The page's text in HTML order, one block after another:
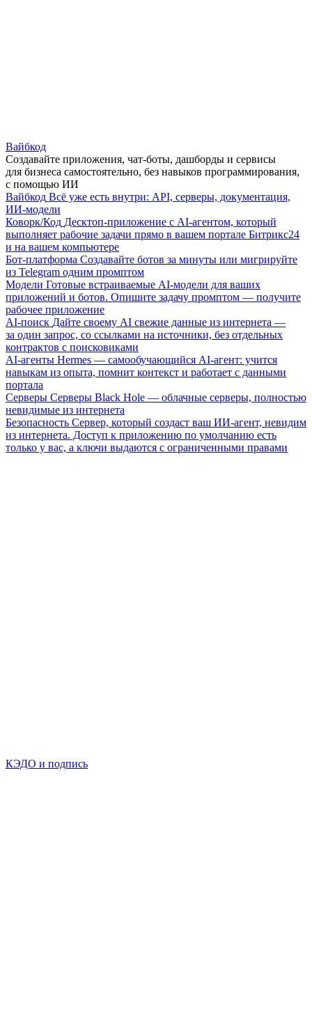
Вайбкод
Создавайте приложения, чат-боты, дашборды и сервисы
для бизнеса самостоятельно, без навыков программирования,
с помощью ИИ
Вайбкод Всё уже есть внутри: API, серверы, документация,
ИИ-модели
Коворк/Код Десктоп-приложение с AI-агентом, который
выполняет рабочие задачи прямо в вашем портале Битрикс24
и на вашем компьютере
Бот-платформа Создавайте ботов за минуты или мигрируйте
из Telegram одним промптом
Модели Готовые встраиваемые AI-модели для ваших
приложений и ботов. Опишите задачу промптом — получите
рабочее приложение
AI-поиск Дайте своему AI свежие данные из интернета —
за один запрос, со ссылками на источники, без отдельных
контрактов с поисковиками
AI-агенты Hermes — самообучающийся AI-агент: учится
навыкам из опыта, помнит контекст и работает с данными
портала
Серверы Серверы Black Hole — облачные серверы, полностью
невидимые из интернета
Безопасность Сервер, который создаст ваш ИИ-агент, невидим
из интернета. Доступ к приложению по умолчанию есть
только у вас, а ключи выдаются с ограниченными правами
КЭДО и подпись